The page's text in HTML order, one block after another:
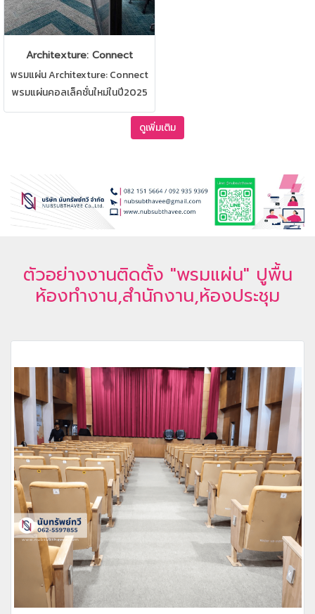
Architexture: Connect
พรมแผ่น Architexture: Connect
พรมแผ่นคอลเล็คชั่นใหม่ในปี2025
พรมสำหรับปูพื้นสำนักงาน,ห้อง
ทำงาน,ห้องประชุม มีให้เลือกหลากดูเพิ่มเติม
ตัวอย่างงานติดตั้ง "พรมแผ่น" ปูพื้น
ห้องทำงาน,สำนักงาน,ห้องประชุม